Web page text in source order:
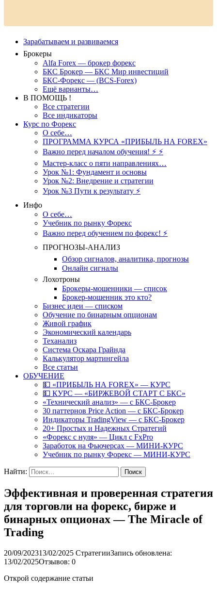
Зарабатываем и развиваемся
Брокеры
Alfa Forex — брокер форекс
БКС Брокер — БКС Мир инвестиций
БКС-Форекс — (BCS-Forex)
Ещё варианты…
В ПОМОЩЬ !
Все стратегии
Все индикаторы
Курс по Форекс
О себе…
ПРОГРАММА КУРСА «ПРИБЫЛЬ НА FOREX»
Важно перед началом обучения! ⚡ ⚡
Мастер-класс о пяти направлениях…
Урок №1: Фундамент и основы
Урок №2: Внедрение и стратегии
Урок №3 Пути к результату ⚡️
Инфо
О себе…
Учебник по рынку Форекс
Важно перед обучением по форекс! ⚡
ПРОГНОЗЫ-АНАЛИЗ
Обзор сигналов, аналитика, прогнозы
Онлайн сигналы
Лохотроны
Брокеры-мошенники — список
Брокер-мошенник это кто?
Бизнес идеи — списком
Обучение по бинарным опционам
Живой график
Экономический календарь
Теханализ
Система Оскара Грайнда
Калькулятор мартингейла
Все статьи
ОБУЧЕНИЕ
💵 «ПРИБЫЛЬ НА FOREX» — КУРС
💵 КУРС — «БИРЖЕВОЙ СТАРТ С БКС»
«Технический анализ» — с БКС-Брокер
30 паттернов Price Action — с БКС-Брокер
Индикаторы TradingView — с БКС-Брокер
20+ Простых и Надежных Стратегий
«Форекс с нуля» — Цикл с FxPro
Заработок на Фьючерсах — МИНИ-КУРС
Учебник по рынку Форекс — МИНИ-КУРС
Найти:
Эффективная и проверенная стратегия
для торговли на форекс, бирже и
бинарных опционах — The Miracle of
Trading
20/09/202313/02/2025 СтратегииЗапись обновлена:
13/02/2025Отзывов: 0
Открой содержание статьи